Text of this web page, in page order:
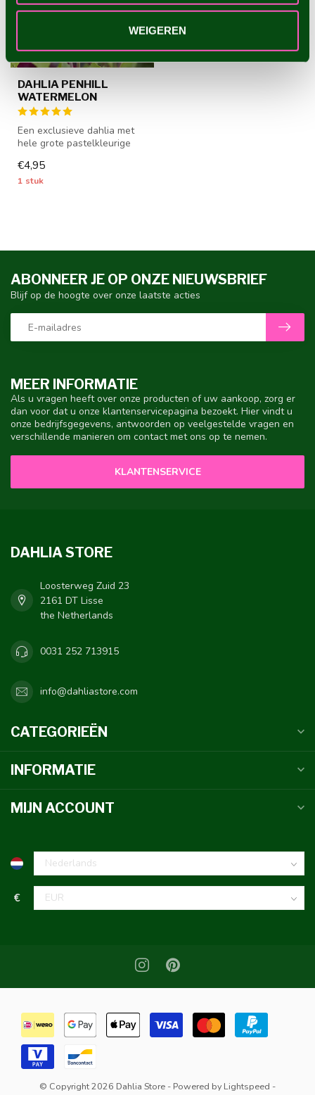
WEIGEREN
DAHLIA PENHILL
WATERMELON
Een exclusieve dahlia met
hele grote pastelkleurige
d...
€4,95
1 stuk
MEER INFORMATIE
Als u vragen heeft over onze producten of uw aankoop, zorg er
dan voor dat u onze klantenservicepagina bezoekt. Hier vindt u
onze bedrijfsgegevens, antwoorden op veelgestelde vragen en
verschillende manieren om contact met ons op te nemen.
KLANTENSERVICE
ABONNEER JE OP ONZE NIEUWSBRIEF
Blijf op de hoogte over onze laatste acties
DAHLIA STORE
Loosterweg Zuid 23
2161 DT Lisse
the Netherlands
0031 252 713915
info@dahliastore.com
CATEGORIEËN
INFORMATIE
MIJN ACCOUNT
€
© Copyright 2026 Dahlia Store - Powered by Lightspeed -